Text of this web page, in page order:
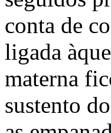
conta de
ligada
materna
sustento